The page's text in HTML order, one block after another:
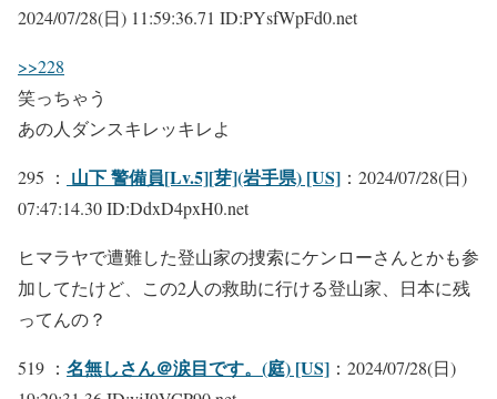
2024/07/28(日) 11:59:36.71 ID:PYsfWpFd0.net
>>228
笑っちゃう
あの人ダンスキレッキレよ
295 ： 山下 警備員[Lv.5][芽](岩手県) [US] ：2024/07/28(日)
07:47:14.30 ID:DdxD4pxH0.net
ヒマラヤで遭難した登山家の捜索にケンローさんとかも参
加してたけど、この2人の救助に行ける登山家、日本に残
ってんの？
519 ： 名無しさん＠涙目です。(庭) [US] ：2024/07/28(日)